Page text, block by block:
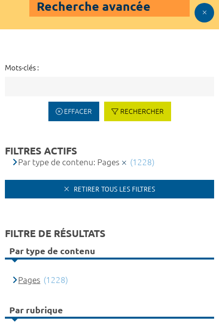
Recherche avancée
Mots-clés :
EFFACER RECHERCHER
FILTRES ACTIFS
Par type de contenu: Pages (1228)
RETIRER TOUS LES FILTRES
FILTRE DE RÉSULTATS
Par type de contenu
Pages (1228)
Par rubrique